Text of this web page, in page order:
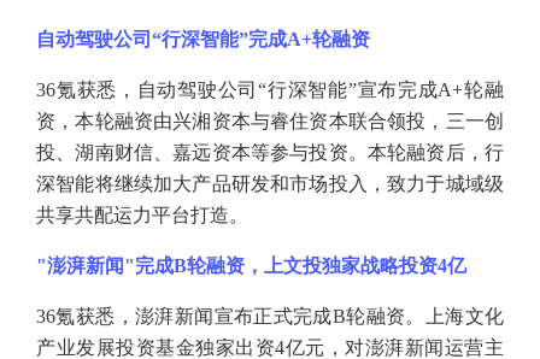
自动驾驶公司“行深智能”完成A+轮融资
36氪获悉，自动驾驶公司“行深智能”宣布完成A+轮融
资，本轮融资由兴湘资本与睿住资本联合领投，三一创
投、湖南财信、嘉远资本等参与投资。本轮融资后，行
深智能将继续加大产品研发和市场投入，致力于城域级
共享共配运力平台打造。
"澎湃新闻"完成B轮融资，上文投独家战略投资4亿
36氪获悉，澎湃新闻宣布正式完成B轮融资。上海文化
产业发展投资基金独家出资4亿元，对澎湃新闻运营主